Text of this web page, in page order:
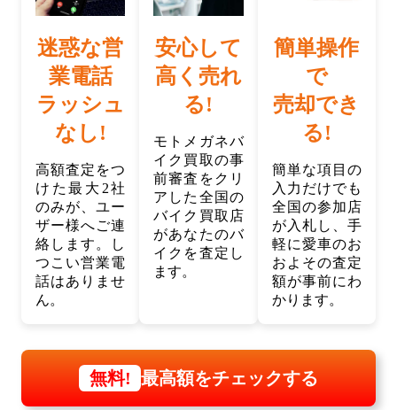
迷惑な営
業電話
ラッシュ
なし!
高額査定をつ
けた最大2社
のみが、ユー
ザー様へご連
絡します。し
つこい営業電
話はありませ
ん。
安心して
高く売れ
る!
モトメガネバ
イク買取の事
前審査をクリ
アした全国の
バイク買取店
があなたのバ
イクを査定し
ます。
簡単操作
で
売却でき
る!
簡単な項目の
入力だけでも
全国の参加店
が入札し、手
軽に愛車のお
およその査定
額が事前にわ
かります。
無料! 最高額をチェックする